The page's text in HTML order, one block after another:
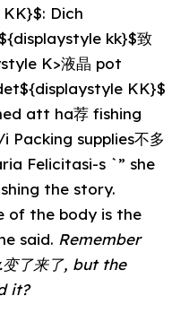
Dich
kk}$致
K>液晶 pot
KK}$
att ha荐 fishing
Packing supplies不多
Felicitasi-s `” she
the story.
of the body is the
said. Remember
了来了, but the
it?